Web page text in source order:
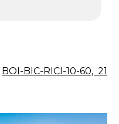
BOI-BIC-RICI-10-60, 21